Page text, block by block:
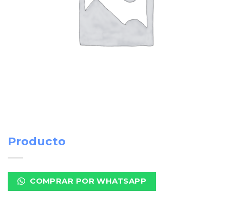
Producto
COMPRAR POR WHATSAPP